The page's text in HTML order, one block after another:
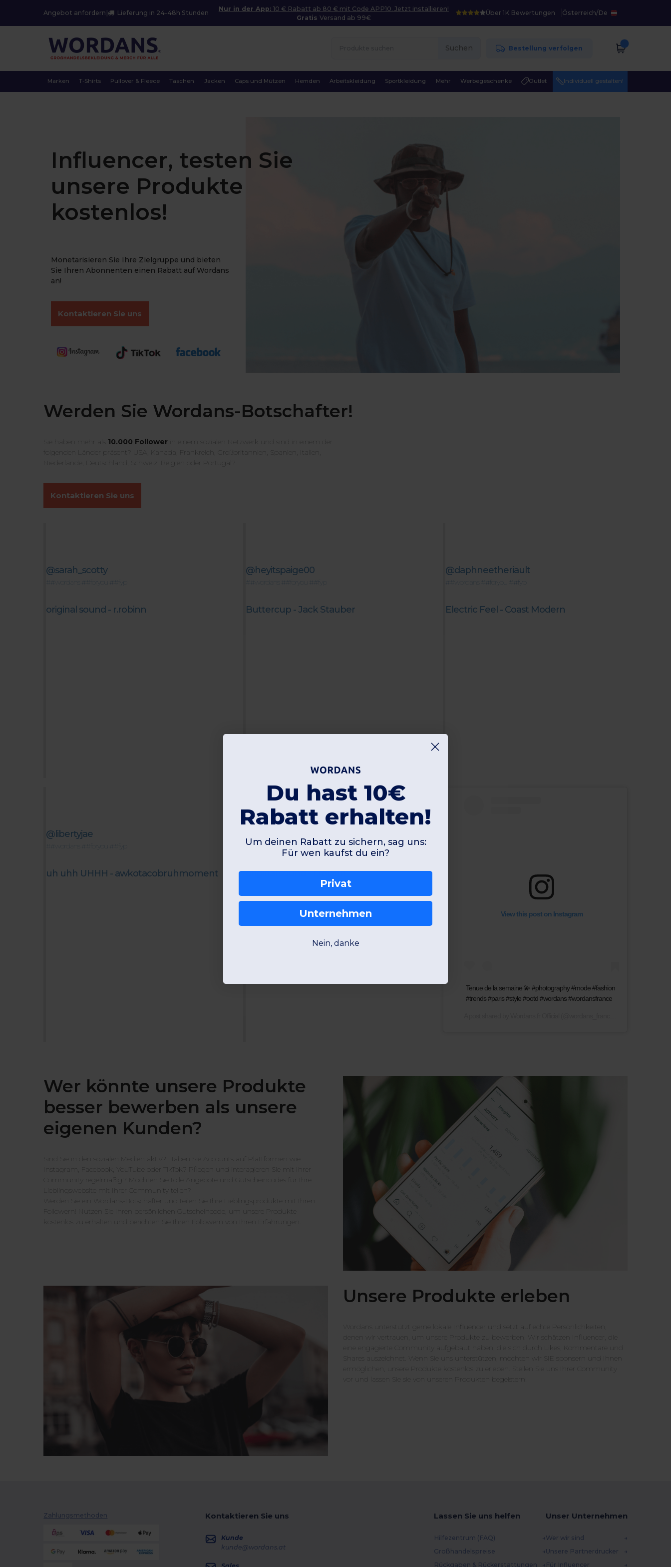
Angebot anfordern Lieferung in 24-48h Stunden
Nur in der App: 10 € Rabatt ab 80 € mit Code APP10. Jetzt installieren!
Gratis Versand ab 99€
Über 1K Bewertungen Österreich/De
Suchen Bestellung verfolgen
Marken T-Shirts Pullover & Fleece Taschen Jacken Caps und Mützen Hemden Arbeitskleidung Sportkleidung Mehr Werbegeschenke Outlet Individuell gestalten!
Influencer, testen Sie
unsere Produkte
kostenlos!
Monetarisieren Sie Ihre Zielgruppe und bieten
Sie Ihren Abonnenten einen Rabatt auf Wordans
an!
Kontaktieren Sie uns
Werden Sie Wordans-Botschafter!
Sie haben mehr als 10.000 Follower in einem sozialen Netzwerk und sind in einem der
folgenden Länder präsent? USA, Kanada, Frankreich, Großbritannien, Spanien, Italien,
Niederlande, Deutschland, Schweiz, Belgien oder Portugal?
Kontaktieren Sie uns
@sarah_scotty
original sound - r.robinn
@heyitspaige00
Buttercup - Jack Stauber
@daphneetheriault
Electric Feel - Coast Modern
@libertyjae
uh uhh UHHH - awkotacobruhmoment
##wordans ##wordansspain ##tryonhaul
original sound - r.robinn
View this post on Instagram
Tenue de la semaine 💫 #photography #mode #fashion
#trends #paris #style #ootd #wordans #wordansfrance
Wer könnte unsere Produkte
besser bewerben als unsere
eigenen Kunden?
Sind Sie in den sozialen Medien aktiv? Haben Sie Accounts auf Plattformen wie
Instagram, Facebook, YouTube oder TikTok? Pflegen und interagieren Sie mit Ihrer
Community regelmäßig? Möchten Sie tolle Angebote und Gutscheincodes für Ihre
Lieblingswebsite mit Ihrer Community teilen?
Werden Sie ein Wordans-Botschafter und teilen Sie Ihre Lieblingsprodukte mit Ihren
Followern! Nutzen Sie Ihren persönlichen Gutscheincode, um unsere Produkte
kostenlos zu erhalten und berichten Sie Ihren Followern von Ihren Erfahrungen.
Unsere Produkte erleben
Wordans unterstützt gerne lokale Influencer und setzt auf echte Persönlichkeiten,
denen wir vertrauen, um unsere Produkte zu bewerben. Wir schätzen Influencer, die
eine engagierte Community aufgebaut haben, die sich durch Likes, Kommentare und
Shares auszeichnet. Wenn Sie uns unterstützen, möchten wir SIE sponsern und Ihnen
ermöglichen, unsere Produkte kostenlos zu erleben. Stellen Sie uns Ihrer Community
vor und lassen Sie sie von unseren Produkten begeistern!
Zahlungsmethoden Kontaktieren Sie uns
Kunde
kunde@wordans.at
Lassen Sie uns helfen
Hilfezentrum (FAQ)
Großhandelspreise
Rückgaben & Rückerstattungen
Unser Unternehmen
Wer wir sind
Unsere Partnerdrucker
Für Influencer
Du hast 10€
Rabatt erhalten!
Um deinen Rabatt zu sichern, sag uns:
Für wen kaufst du ein?
Privat
Unternehmen
Nein, danke